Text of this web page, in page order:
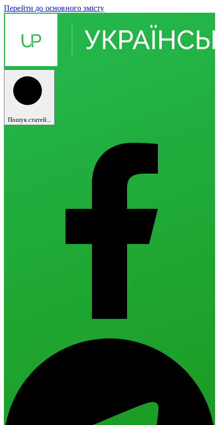
Перейти до основного змісту
Пошук статей...